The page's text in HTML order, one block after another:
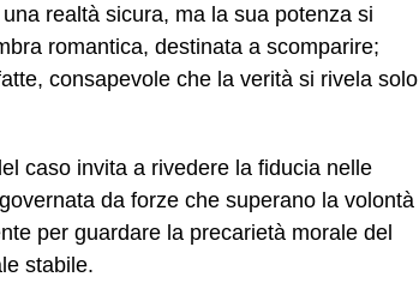
realtà sicura, ma la sua potenza si
romantica, destinata a scomparire;
consapevole che la verità si rivela solo
caso invita a rivedere la fiducia nelle
da forze che superano la volontà
per guardare la precarietà morale del
stabile.